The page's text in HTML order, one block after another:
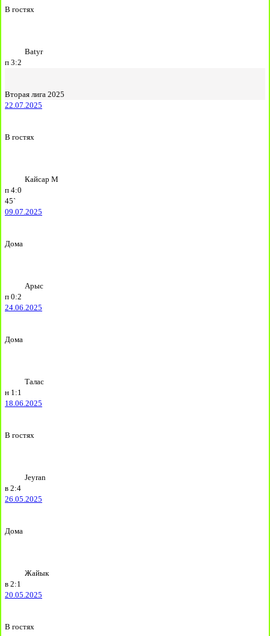
В гостях
Batyr
п 3:2
Вторая лига 2025
22.07.2025
В гостях
Кайсар М
п 4:0
45`
09.07.2025
Дома
Арыс
п 0:2
24.06.2025
Дома
Талас
н 1:1
18.06.2025
В гостях
Jeyran
в 2:4
26.05.2025
Дома
Жайык
в 2:1
20.05.2025
В гостях